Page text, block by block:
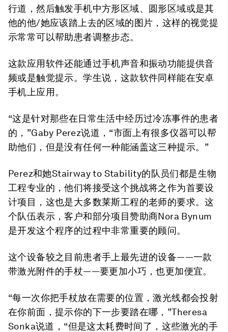
行道，然后触发手机中方形区域、圆形区域或是其
他的他/她应该踏上去的区域的图片，这样的视觉提
示常常可以帮助患者调整步态。
这款应用软件还能通过手机声音和振动功能提供音
频或是触觉提示。学生说，这款软件同样能在安卓
手机上应用。
“这是针对那些在日常生活中经历过冷冻事件的患者
的，”Gaby Perez说道，“市面上有很多仪器可以帮
助他们，但是没有任何一种能涵盖这三种提示。”
Perez和她Stairway to Stability的队员们都是生物
工程专业的，他们将接受这个挑战将之作为首要设
计项目，这也是大多数莱斯工程的老师的要求。这
个队伍表示，客户和部分项目赞助商Nora Bynum
是开发这个程序的过程中非常重要的顾问。
这个设备较之目前患者手上最先进的设备——一款
带激光附件的手杖——要更加小巧，也更加便宜。
“每一次你把手杖放在需要的位置，激光线都会投射
在你前面，提示你的下一步要踏在哪，”Theresa
Sonka说道，“但是这太耗费时间了，这些激光的手